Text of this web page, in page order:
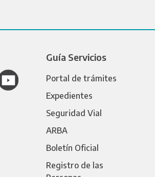
Guía Servicios
Portal de trámites
Expedientes
Seguridad Vial
ARBA
Boletín Oficial
Registro de las